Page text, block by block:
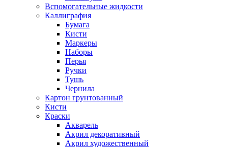
Вспомогательные жидкости
Каллиграфия
Бумага
Кисти
Маркеры
Наборы
Перья
Ручки
Тушь
Чернила
Картон грунтованный
Кисти
Краски
Акварель
Акрил декоративный
Акрил художественный